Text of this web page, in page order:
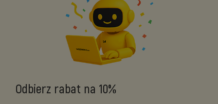
Odbierz rabat na 10%